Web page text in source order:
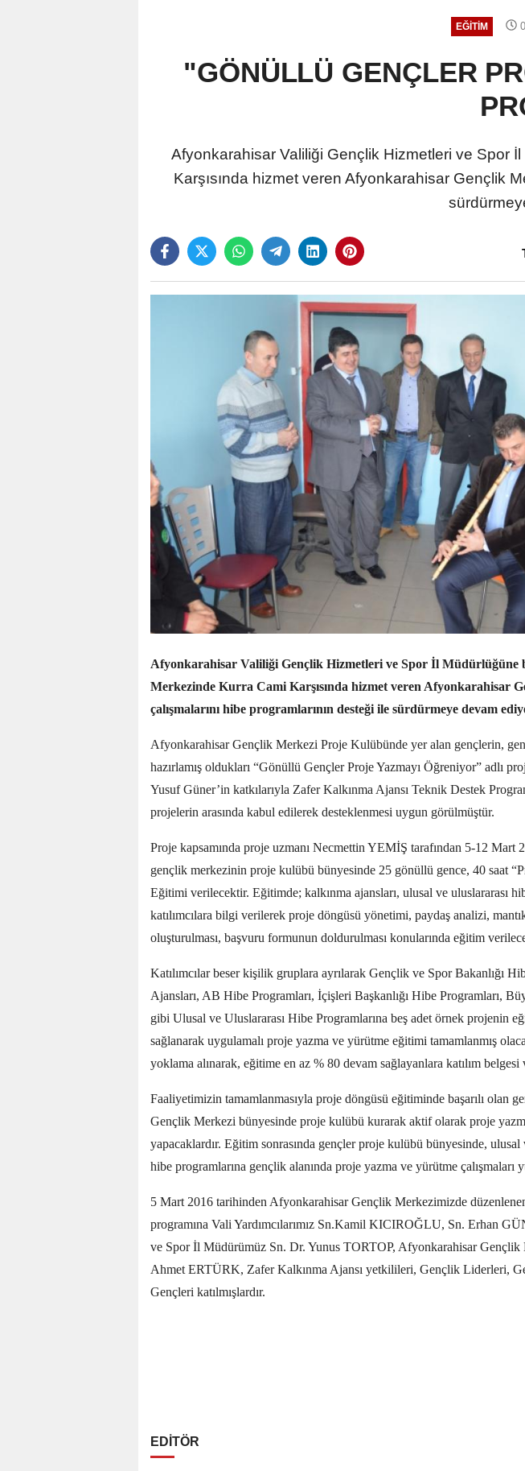
EĞITIM
"GÖNÜLLÜ GENÇLER
Afyonkarahisar Valiliği Gençlik Hizmetleri ve Spor
Karşısında hizmet veren Afyonkarahisar Gençlik
Afyonkarahisar Valiliği Gençlik Hizmetleri ve Spor İl Müdürlüğüne
Merkezinde Kurra Cami Karşısında hizmet veren Afyonkarahisar
çalışmalarını hibe programlarının desteği ile sürdürmeye devam
Afyonkarahisar Gençlik Merkezi Proje Kulübünde yer alan gençlerin,
hazırlamış oldukları “Gönüllü Gençler Proje Yazmayı Öğreniyor” adlı
Yusuf Güner’in katkılarıyla Zafer Kalkınma Ajansı Teknik Destek
projelerin arasında kabul edilerek desteklenmesi uygun görülmüştür.
Proje kapsamında proje uzmanı Necmettin YEMİŞ tarafından 5-12 Mart
gençlik merkezinin proje kulübü bünyesinde 25 gönüllü gence, 40 saat
Eğitimi verilecektir. Eğitimde; kalkınma ajansları, ulusal ve uluslararası
katılımcılara bilgi verilerek proje döngüsü yönetimi, paydaş analizi,
oluşturulması, başvuru formunun doldurulması konularında eğitim
Katılımcılar beser kişilik gruplara ayrılarak Gençlik ve Spor Bakanlığı
Ajansları, AB Hibe Programları, İçişleri Başkanlığı Hibe Programları,
gibi Ulusal ve Uluslararası Hibe Programlarına beş adet örnek projenin
sağlanarak uygulamalı proje yazma ve yürütme eğitimi tamamlanmış
yoklama alınarak, eğitime en az % 80 devam sağlayanlara katılım belgesi
Faaliyetimizin tamamlanmasıyla proje döngüsü eğitiminde başarılı olan
Gençlik Merkezi bünyesinde proje kulübü kurarak aktif olarak proje
yapacaklardır. Eğitim sonrasında gençler proje kulübü bünyesinde, ulusal
hibe programlarına gençlik alanında proje yazma ve yürütme çalışmaları
5 Mart 2016 tarihinden Afyonkarahisar Gençlik Merkezimizde
programına Vali Yardımcılarımız Sn.Kamil KICIROĞLU, Sn. Erhan
ve Spor İl Müdürümüz Sn. Dr. Yunus TORTOP, Afyonkarahisar
Ahmet ERTÜRK, Zafer Kalkınma Ajansı yetkilileri, Gençlik Liderleri,
Gençleri katılmışlardır.
EDİTÖR